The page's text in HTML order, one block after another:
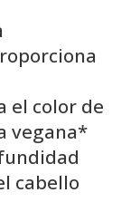
el color de
vegana*
cabello